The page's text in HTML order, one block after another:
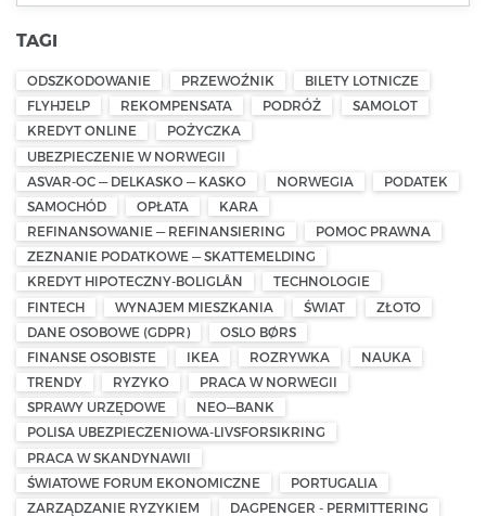
TAGI
ODSZKODOWANIE PRZEWOŹNIK
BILETY LOTNICZE
FLYHJELP
REKOMPENSATA PODRÓŻ
SAMOLOT
KREDYT ONLINE
POŻYCZKA
UBEZPIECZENIE W NORWEGII
ASVAR-OC — DELKASKO — KASKO
NORWEGIA
PODATEK
SAMOCHÓD
OPŁATA
KARA
REFINANSOWANIE — REFINANSIERING
POMOC PRAWNA
ZEZNANIE PODATKOWE — SKATTEMELDING
KREDYT HIPOTECZNY-BOLIGLÅN
TECHNOLOGIE
FINTECH
WYNAJEM MIESZKANIA ŚWIAT
ZŁOTO
DANE OSOBOWE (GDPR)
OSLO BØRS
FINANSE OSOBISTE
IKEA ROZRYWKA
NAUKA
TRENDY
RYZYKO
PRACA W NORWEGII
SPRAWY URZĘDOWE
NEO—BANK
POLISA UBEZPIECZENIOWA-LIVSFORSIKRING
PRACA W SKANDYNAWII
ŚWIATOWE FORUM EKONOMICZNE
PORTUGALIA
ZARZĄDZANIE RYZYKIEM
DAGPENGER - PERMITTERING